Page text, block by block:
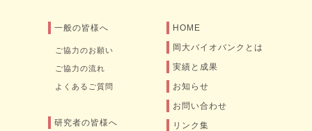
一般の皆様へ
ご協力のお願い
ご協力の流れ
よくあるご質問
研究者の皆様へ
HOME
岡大バイオバンクとは
実績と成果
お知らせ
お問い合わせ
リンク集